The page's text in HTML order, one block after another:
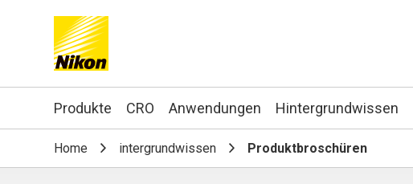
Search keyword(s)
Produkte CRO Anwendungen Hintergrundwissen
Home intergrundwissen Produktbroschüren